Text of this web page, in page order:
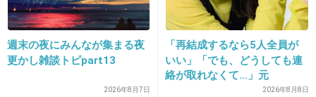
-3
週末の夜にみんなが集まる夜
更かし雑談トピpart13
2026年8月7日
「再結成するなら5人全員が
いい」「でも、どうしても連
絡が取れなくて…」元
ZONE・MIZUHO（38）が明
2026年8月8日